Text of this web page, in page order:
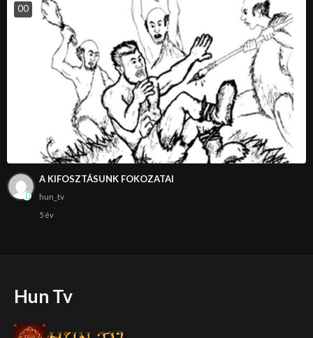
00
A KIFOSZTÁSUNK FOKOZATAI
hun_tv
5 év
Hun Tv